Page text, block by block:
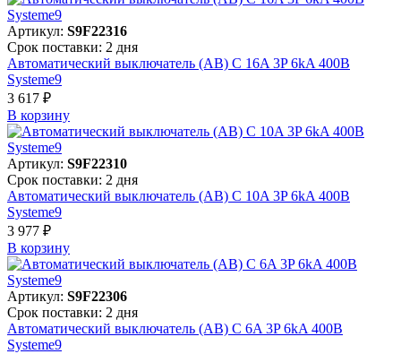
Артикул: S9F22316
Срок поставки: 2 дня
Автоматический выключатель (АВ) C 16A 3P 6kA 400В
Systeme9
3 617 ₽
В корзинy
Артикул: S9F22310
Срок поставки: 2 дня
Автоматический выключатель (АВ) C 10A 3P 6kA 400В
Systeme9
3 977 ₽
В корзинy
Артикул: S9F22306
Срок поставки: 2 дня
Автоматический выключатель (АВ) C 6A 3P 6kA 400В
Systeme9